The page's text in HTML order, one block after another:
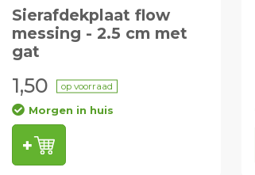
Sierafdekplaat flow
messing - 2.5 cm met
gat
1,50 op voorraad
Morgen in huis